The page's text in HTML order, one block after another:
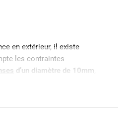
en extérieur, il existe
les contraintes
d’un diamètre de 10mm
cémenté assure une
noscadenas anti-corrosion.